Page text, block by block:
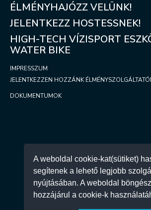
A weboldal cookie-kat(sütiket)
segítenek a lehető legjobb
nyújtásában. A weboldal
hozzájárul a cookie-k
ÉLMÉNYHAJÓZZ VELÜNK!
JELENTKEZZ HOSTESSNEK!
HIGH-TECH VÍZISPORT
WATER BIKE
IMPRESSZUM
JELENTKEZZEN HOZZÁNK
DOKUMENTUMOK